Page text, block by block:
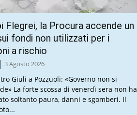
Flegrei, la Procura accende un
fondi non utilizzati per i
a rischio
3 Agosto 2026
Giuli a Pozzuoli: «Governo non si
La forte scossa di venerdì sera non ha
soltanto paura, danni e sgomberi. Il